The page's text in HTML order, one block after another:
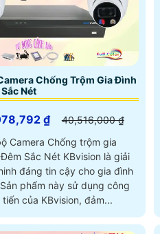
Chống Trộm Gia Đình
Nét
₫
40,516,000 ₫
Camera Chống trộm gia
Sắc Nét KBvision là giải
đáng tin cậy cho gia đình
của KBvision, đảm...